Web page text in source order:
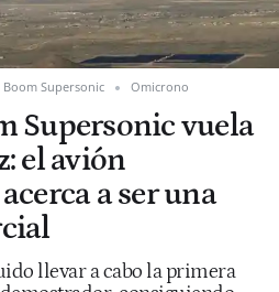
Boom Supersonic Omicrono
Supersonic vuela
el avión
a ser una
llevar a cabo la primera